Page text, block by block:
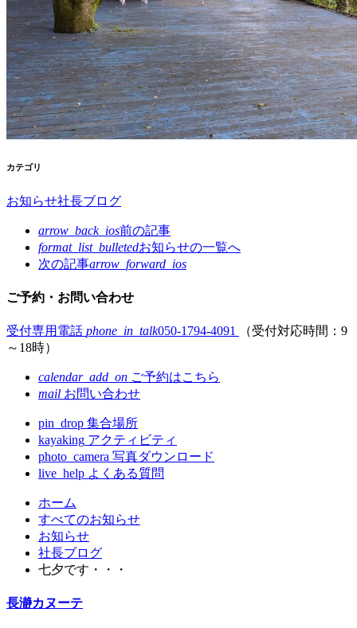
カテゴリ
お知らせ社長ブログ
arrow_back_ios前の記事
format_list_bulletedお知らせの一覧へ
次の記事arrow_forward_ios
ご予約・お問い合わせ
受付専用電話 phone_in_talk050-1794-4091
（受付対応時間：9
～18時）
calendar_add_on ご予約はこちら
mail お問い合わせ
pin_drop 集合場所
kayaking アクティビティ
photo_camera 写真ダウンロード
live_help よくある質問
文
へ
ホーム
すべてのお知らせ
お知らせ
社長ブログ
七夕です・・・
長瀞カヌーテ